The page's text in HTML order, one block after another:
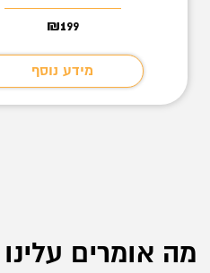
₪199
מידע נוסף
מה אומרים עלינו